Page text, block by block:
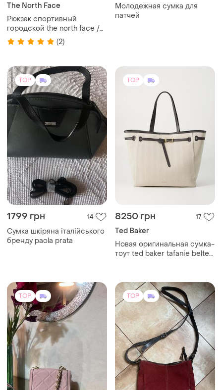
The North Face
Рюкзак спортивный
городской the north face /
брендовый рюкзак /
вместительный / для
(2)
Молодежная сумка для
патчей
TOP
1799 грн 14
Сумка шкіряна італійського
бренду paola prata
TOP
8250 грн 17
Ted Baker
Новая оригинальная сумка-
тоут ted baker tafanie belted
TOP TOP